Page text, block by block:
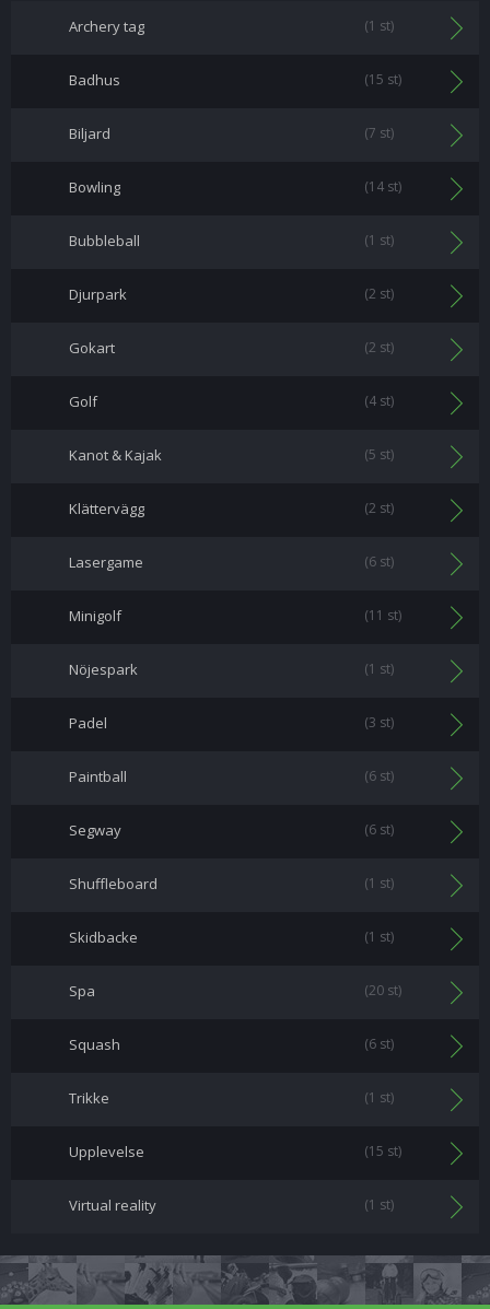
Archery tag (1 st)
Badhus (15 st)
Biljard (7 st)
Bowling (14 st)
Bubbleball (1 st)
Djurpark (2 st)
Gokart (2 st)
Golf (4 st)
Kanot & Kajak (5 st)
Klättervägg (2 st)
Lasergame (6 st)
Minigolf (11 st)
Nöjespark (1 st)
Padel (3 st)
Paintball (6 st)
Segway (6 st)
Shuffleboard (1 st)
Skidbacke (1 st)
Spa (20 st)
Squash (6 st)
Trikke (1 st)
Upplevelse (15 st)
Virtual reality (1 st)